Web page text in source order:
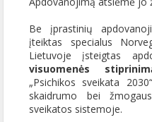
Be įprastinių
įteiktas specialus
Lietuvoje įsteigtas
visuomenės
„Psichikos sveikata
skaidrumo bei
sveikatos sistemoje.